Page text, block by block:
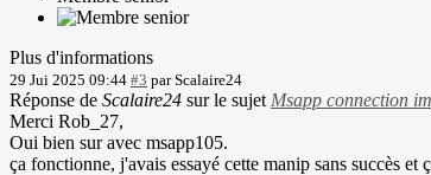
Plus d'informations
29 Jui 2025 09:44 #3 parScalaire24
Réponse de Scalaire24 sur le sujet Msapp connection
Merci Rob_27,
Oui bien sur avec msapp105.
ça fonctionne, j'avais essayé cette manip sans succès